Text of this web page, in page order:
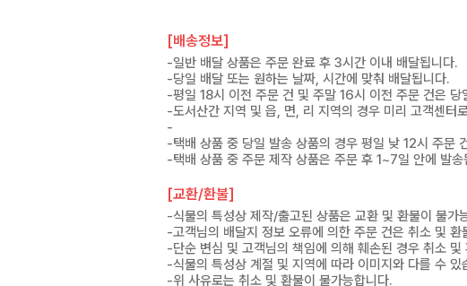
[배송정보]
-일반 배달 상품은 주문 완료 후 3시간 이내 배달됩니다.
-당일 배달 또는 원하는 날짜, 시간에 맞춰 배달됩니다.
-평일 18시 이전 주문 건 및 주말 16시 이전 주문 건은 당
-도서산간 지역 및 읍, 면, 리 지역의 경우 미리 고객센터
-
-택배 상품 중 당일 발송 상품의 경우 평일 낮 12시 주문
-택배 상품 중 주문 제작 상품은 주문 후 1~7일 안에 발
[교환/환불]
-식물의 특성상 제작/출고된 상품은 교환 및 환불이 불가
-고객님의 배달지 정보 오류에 의한 주문 건은 취소 및 환
-단순 변심 및 고객님의 책임에 의해 훼손된 경우 취소 및
-식물의 특성상 계절 및 지역에 따라 이미지와 다를 수 있
-위 사유로는 취소 및 환불이 불가능합니다.